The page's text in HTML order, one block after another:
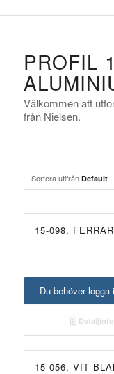
PROFIL
Välkommen att
från Nielsen.
Sortera utifrån Default
15-098,
Du behöver
Detaljinfo
15-056, VIT